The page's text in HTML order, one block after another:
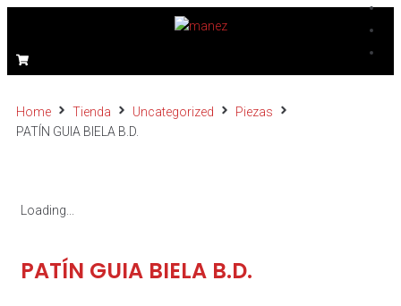
Home Tienda Uncategorized
Piezas
PATÍN GUIA BIELA B.D.
Loading...
PATÍN GUIA BIELA B.D.